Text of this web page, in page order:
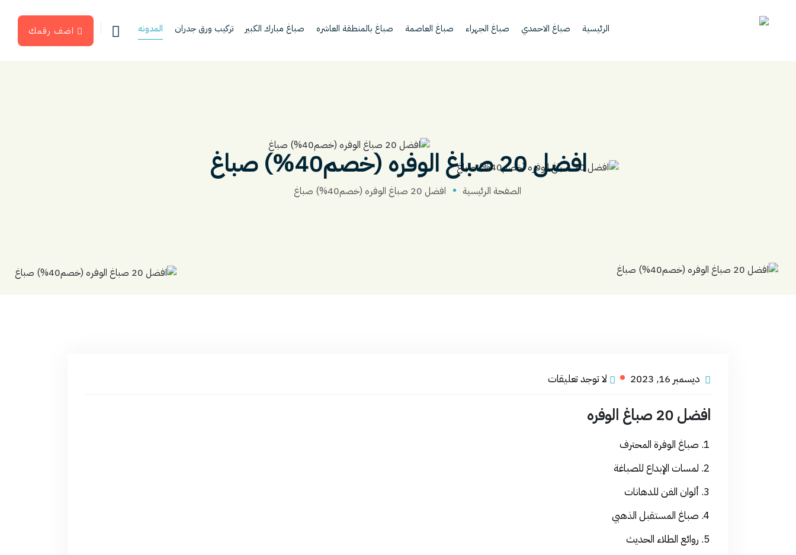
الرئيسية صباغ الاحمدي صباغ الجهراء صباغ العاصمة صباغ بالمنطقة العاشره صباغ مبارك الكبير تركيب ورق جدران المدونه اضف رقمك
افضل 20 صباغ الوفره (خصم40%) صباغ
الصفحة الرئيسية افضل 20 صباغ الوفره (خصم40%) صباغ
ديسمبر 16, 2023 لا توجد تعليقات
افضل 20 صباغ الوفره
صباغ الوفرة المحترف
لمسات الإبداع للصباغة
ألوان الفن للدهانات
صباغ المستقبل الذهبي
روائع الطلاء الحديث